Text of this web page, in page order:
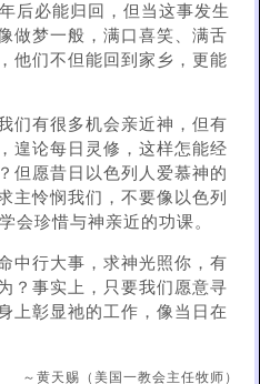
后必能归回，但当这事发生
做梦一般，满口喜笑、满舌
他们不但能回到家乡，更能
们有很多机会亲近神，但有
遑论每日灵修，这样怎能经
但愿昔日以色列人爱慕神的
主怜悯我们，不要像以色列
会珍惜与神亲近的功课。
中行大事，求神光照你，有
？事实上，只要我们愿意寻
上彰显祂的工作，像当日在
～黄天赐（美国一教会主任牧师）